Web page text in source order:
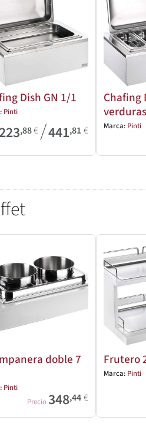
Dish GN 1/1
Pinti
223,88€/441,81€
Chafing
verduras
Marca: Pinti
doble 7
Pinti
Precio 348,44€
Frutero
Marca: Pinti